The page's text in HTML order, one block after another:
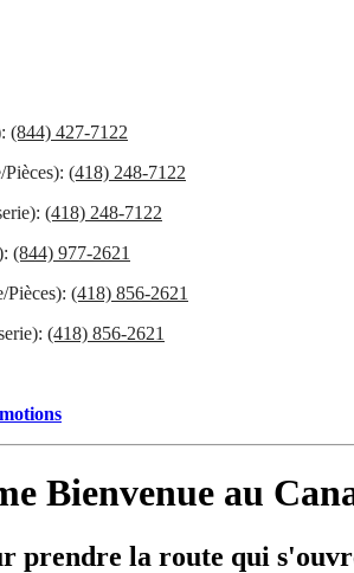
(844) 427-7122
(418) 248-7122
(418) 248-7122
(844) 977-2621
Pièces): (418) 856-2621
(418) 856-2621
Bienvenue au
prendre la route qui